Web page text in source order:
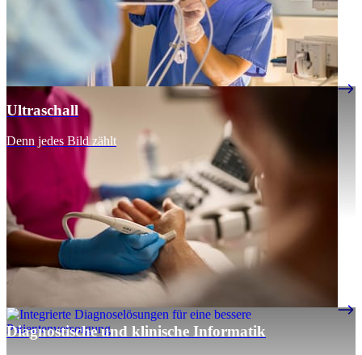
Ultraschall
Denn jedes Bild zählt
Diagnostische und klinische Informatik